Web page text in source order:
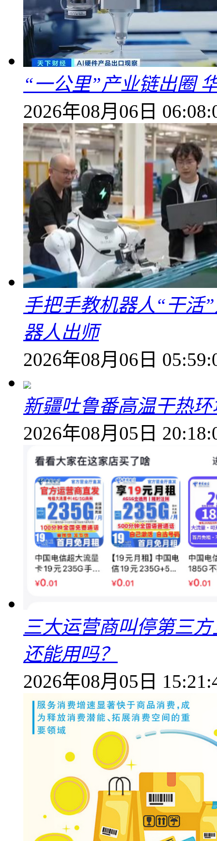
“一公里”产业链出圈
2026年08月06日
手把手教机器人“干活
器人出师
2026年08月06日
新疆吐鲁番高温干热
2026年08月05日
三大运营商叫停第三
还能用吗？
2026年08月05日